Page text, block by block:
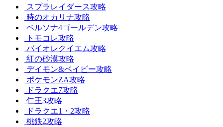
スプラレイダース攻略
時のオカリナ攻略
ペルソナ4ゴールデン攻略
トモコレ攻略
バイオレクイエム攻略
紅の砂漠攻略
デイモン&ベイビー攻略
ポケモンZA攻略
ドラクエ7攻略
仁王3攻略
ドラクエ1・2攻略
桃鉄2攻略